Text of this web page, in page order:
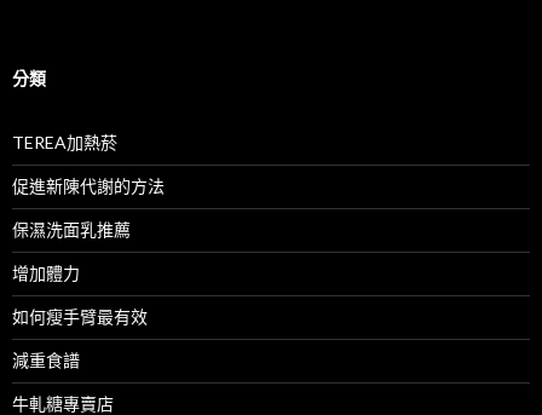
分類
TEREA加熱菸
促進新陳代謝的方法
保濕洗面乳推薦
增加體力
如何瘦手臂最有效
減重食譜
牛軋糖專賣店